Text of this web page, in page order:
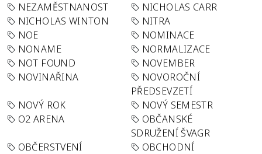
NEZAMĚSTNANOST
NICHOLAS CARR
NICHOLAS WINTON
NITRA
NOE
NOMINACE
NONAME
NORMALIZACE
NOT FOUND
NOVEMBER
NOVINAŘINA
NOVOROČNÍ
PŘEDSEVZETÍ
NOVÝ ROK
NOVÝ SEMESTR
O2 ARENA
OBČANSKÉ
SDRUŽENÍ ŠVAGR
OBČERSTVENÍ
OBCHODNÍ